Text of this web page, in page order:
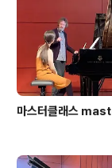
마스터클래스